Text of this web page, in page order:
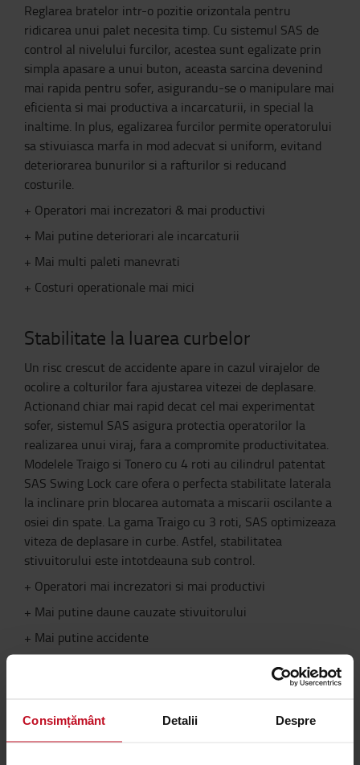
Consimțământ Detalii Despre
Reglarea bratelor intr-o pozitie orizontala pentru
ridicarea unui palet necesita timp. Cu sistemul SAS de
control al nivelului furcilor, acestea sunt egalizate prin
simpla apasare a unui buton, aceasta sarcina devenind
mai rapida pentru sofer, asigurandu-se o manipulare mai
eficienta si mai productiva a incarcaturii, in special la
inaltime. In plus, egalizarea furcilor permite operatorului
sa stivuiasca marfa in mod adecvat si uniform, evitand
deteriorarea bunurilor si a rafturilor si reducand
costurile.
+ Operatori mai increzatori & mai productivi
+ Mai putine deteriorari ale incarcaturii
+ Mai multi paleti manevrati
+ Costuri operationale mai mici
Stabilitate la luarea curbelor
Un risc crescut de accidente apare in cazul virajelor de
ocolire a colturilor fara ajustarea vitezei de deplasare.
Actionand chiar mai rapid decat cel mai experimentat
sofer, sistemul SAS asigura protectia operatorilor la
realizarea unui viraj, fara a compromite productivitatea.
Modelele Traigo si Tonero cu 4 roti au cilindrul patentat
SAS Swing Lock care ofera o perfecta stabilitate laterala
la inclinare prin blocarea automata a miscarii oscilante a
osiei din spate. La gama Traigo cu 3 roti, SAS optimizeaza
viteza de deplasare in curbe. Astfel, stabilitatea
stivuitorului este intotdeauna sub control.
+ Operatori mai increzatori si mai productivi
+ Mai putine daune cauzate stivuitorului
+ Mai putine accidente
Confort sporit la transportul pe